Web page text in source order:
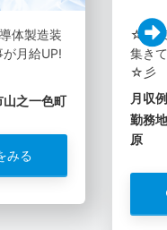
体製造装
月給UP!
之一色町
みる
☆彡
集き
☆彡
月収
勤務
原